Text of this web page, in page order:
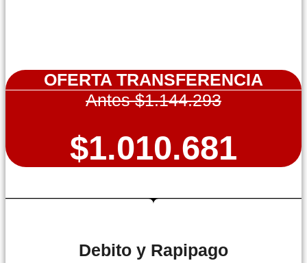
OFERTA TRANSFERENCIA
Antes $1.144.293
$1.010.681
Debito y Rapipago